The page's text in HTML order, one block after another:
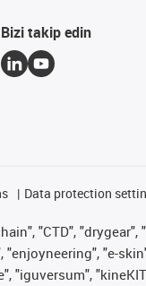
Bizi takip edin
Data protection
"CTD",
"e-
"iguversum",